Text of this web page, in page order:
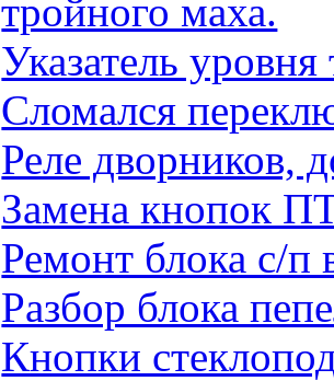
тройного маха.
Указатель
Сломался
Реле дворников,
Замена кнопок
Ремонт блока с/п
Разбор блока
Кнопки